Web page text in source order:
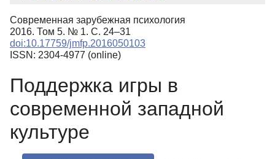
БАЗА ЗНАНИЙ
КЛЮЧЕВЫЕ СЛОВА
Регистрация
Современная зарубежная психология
2016. Том 5. № 1. С. 24–31
doi:10.17759/jmfp.2016050103
ISSN: 2304-4977 (online)
Поддержка игры в
современной западной
культуре